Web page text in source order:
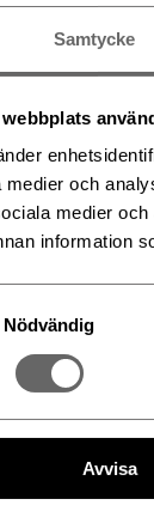
Samtycke
webbplats
medier och
medier
information
Nödvändig
Avvisa
besökarnas
slott, som